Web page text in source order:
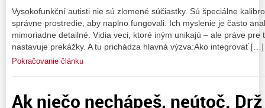
Vysokofunkční autisti nie sú zlomené súčiastky. Sú špeciálne
správne prostredie, aby naplno fungovali. Ich myslenie je často
mimoriadne detailné. Vidia veci, ktoré iným unikajú – ale práve pre
nastavuje prekážky. A tu prichádza hlavná výzva:Ako integrovať […]
Pokračovanie článku
Ak niečo nechápeš, neútoč.